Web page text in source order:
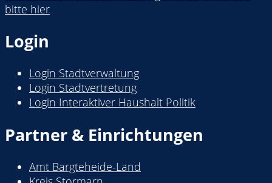
bitte hier
Login
Login Stadtverwaltung
Login Stadtvertretung
Login Interaktiver Haushalt Politik
Partner & Einrichtungen
Amt Bargteheide-Land